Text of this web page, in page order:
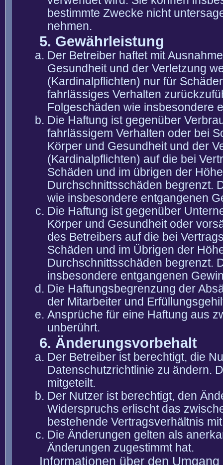
bestimmte Zwecke nicht
nehmen.
5. Gewährleistung
Der Betreiber haftet mit
Gesundheit und der Verletzung
(Kardinalpflichten) nur für
fahrlässiges Verhalten
Folgeschäden wie insbesondere
Die Haftung ist gegenüber
fahrlässigem Verhalten oder bei
Körper und Gesundheit und der
(Kardinalpflichten) auf die bei
Schäden und im übrigen der
Durchschnittsschäden begrenzt.
wie insbesondere entgangenen
Die Haftung ist gegenüber
Körper und Gesundheit oder
des Betreibers auf die bei
Schäden und im Übrigen der
Durchschnittsschäden begrenzt.
insbesondere entgangenen
Die Haftungsbegrenzung der
der Mitarbeiter und
Ansprüche für eine Haftung aus
unberührt.
6. Änderungsvorbehalt
Der Betreiber ist berechtigt, die
Datenschutzrichtlinie zu ändern.
mitgeteilt.
Der Nutzer ist berechtigt, den
Widerspruchs erlischt das
bestehende Vertragsverhältnis
Die Änderungen gelten als
Änderungen zugestimmt hat.
Informationen über den